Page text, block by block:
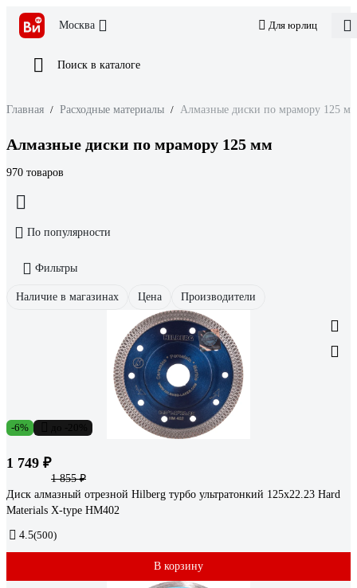
Москва Для юрлиц
Поиск в каталоге
Главная / Расходные материалы / Алмазные диски по мрамору 125 мм
Алмазные диски по мрамору 125 мм
970 товаров
По популярности
Фильтры
Наличие в магазинах Цена Производители
-6%
1 749 ₽
1 855 ₽
Диск алмазный отрезной Hilberg турбо ультратонкий 125x22.23 Hard
Materials X-type HM402
4.5(500)
В корзину